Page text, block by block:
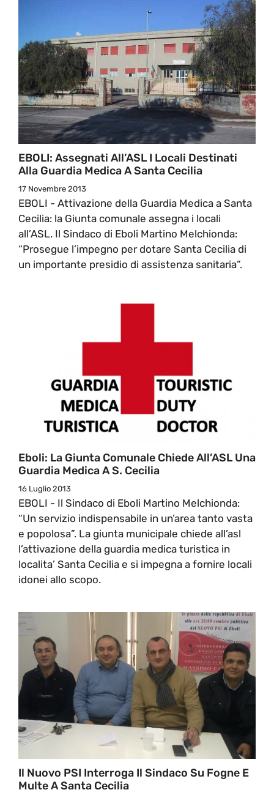
EBOLI: Assegnati All’ASL I Locali Destinati
Alla Guardia Medica A Santa Cecilia
17 Novembre 2013
EBOLI - Attivazione della Guardia Medica a Santa
Cecilia: la Giunta comunale assegna i locali
all’ASL. Il Sindaco di Eboli Martino Melchionda:
“Prosegue l’impegno per dotare Santa Cecilia di
un importante presidio di assistenza sanitaria”.
Eboli: La Giunta Comunale Chiede All’ASL Una
Guardia Medica A S. Cecilia
16 Luglio 2013
EBOLI - Il Sindaco di Eboli Martino Melchionda:
“Un servizio indispensabile in un’area tanto vasta
e popolosa”. La giunta municipale chiede all’asl
l’attivazione della guardia medica turistica in
localita’ Santa Cecilia e si impegna a fornire locali
idonei allo scopo.
Il Nuovo PSI Interroga Il Sindaco Su Fogne E
Multe A Santa Cecilia